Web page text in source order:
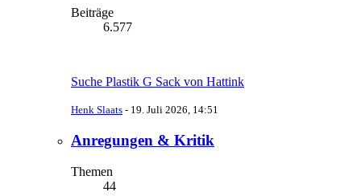
Beiträge
6.577
Suche Plastik G Sack von Hattink
Henk Slaats - 19. Juli 2026, 14:51
Anregungen & Kritik
Themen
44